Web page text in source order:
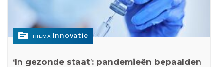
topic THEMA Innovatie
‘In gezonde staat’: pandemieën bepaalden